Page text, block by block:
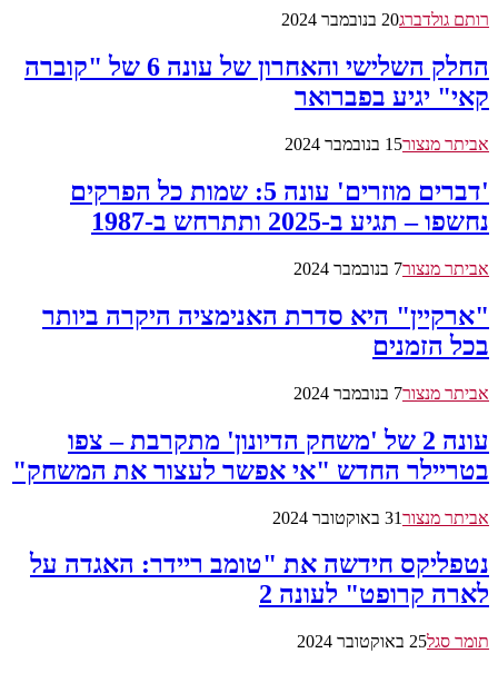
רותם גולדברג20 בנובמבר 2024
החלק השלישי והאחרון של עונה 6 של "קוברה
קאי" יגיע בפברואר
אביתר מנצור15 בנובמבר 2024
'דברים מוזרים' עונה 5: שמות כל הפרקים
נחשפו – תגיע ב-2025 ותתרחש ב-1987
אביתר מנצור7 בנובמבר 2024
"ארקיין" היא סדרת האנימציה היקרה ביותר
בכל הזמנים
אביתר מנצור7 בנובמבר 2024
עונה 2 של 'משחק הדיונון' מתקרבת – צפו
בטריילר החדש "אי אפשר לעצור את המשחק"
אביתר מנצור31 באוקטובר 2024
נטפליקס חידשה את "טומב ריידר: האגדה על
לארה קרופט" לעונה 2
תומר סגל25 באוקטובר 2024